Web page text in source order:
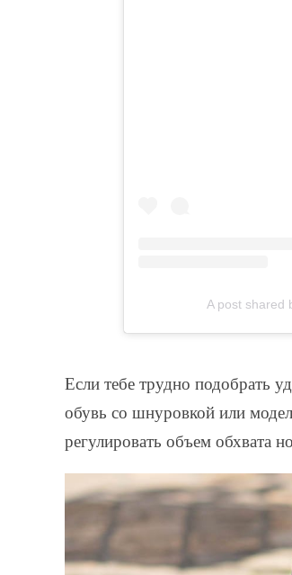
A post
Если тебе трудно подобрать
обувь со шнуровкой или
регулировать объем обхвата